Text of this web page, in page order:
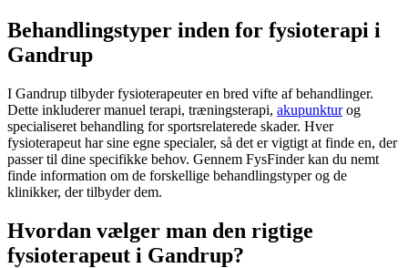
Behandlingstyper inden for fysioterapi i
Gandrup
I Gandrup tilbyder fysioterapeuter en bred vifte af behandlinger.
Dette inkluderer manuel terapi, træningsterapi, akupunkturog
specialiseret behandling for sportsrelaterede skader. Hver
fysioterapeut har sine egne specialer, så det er vigtigt at finde en, der
passer til dine specifikke behov. Gennem FysFinder kan du nemt
finde information om de forskellige behandlingstyper og de
klinikker, der tilbyder dem.
Hvordan vælger man den rigtige
fysioterapeut i Gandrup?